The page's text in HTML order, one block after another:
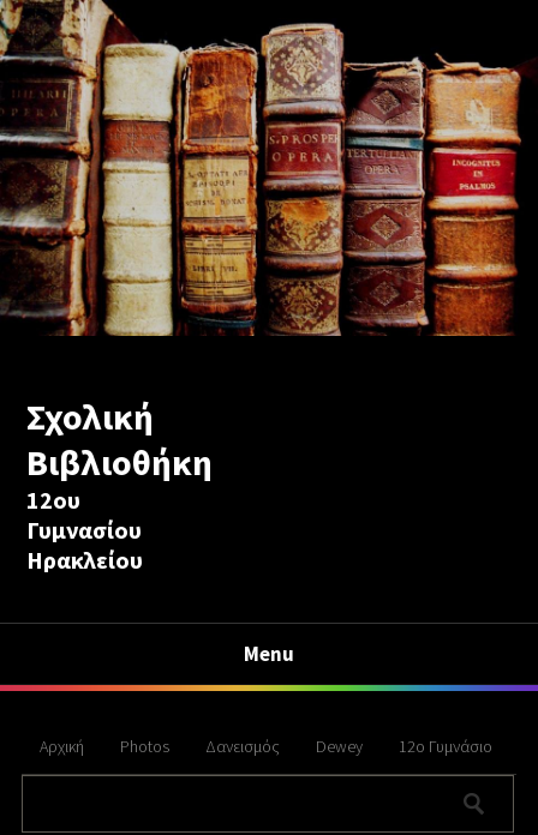
Σχολική
Βιβλιοθήκη
12ου
Γυμνασίου
Ηρακλείου
Menu
Αρχική Photos Δανεισμός Dewey 12ο Γυμνάσιο